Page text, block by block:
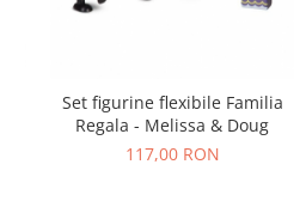
Set figurine flexibile Familia
Regala - Melissa & Doug
117,00 RON